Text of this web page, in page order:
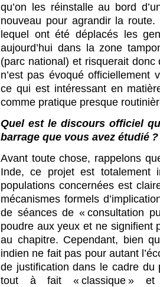
qu’on les réinstalle au bord
nouveau pour agrandir la
lequel ont été déplacés les
aujourd’hui dans la zone
(parc national) et risquerait donc
n’est pas évoqué officiellement
ce qui est intéressant en
comme pratique presque
Quel est le discours officiel
barrage que vous avez étudié ?
Avant toute chose, rappelons
Inde, ce projet est totalement
populations concernées est
mécanismes formels
de séances de « consultation
poudre aux yeux et ne signifient
au chapitre. Cependant, bien
indien ne fait pas pour autant
de justification dans le cadre du
tout à fait « classique » et